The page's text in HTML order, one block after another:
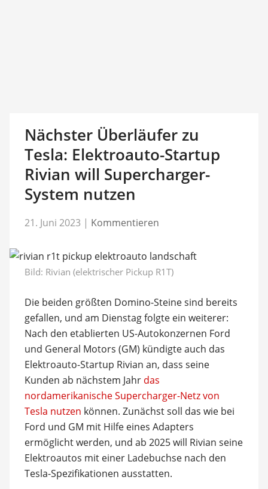
Nächster Überläufer zu
Tesla: Elektroauto-Startup
Rivian will Supercharger-
System nutzen
21. Juni 2023 | Kommentieren
Bild: Rivian (elektrischer Pickup R1T)
Die beiden größten Domino-Steine sind bereits
gefallen, und am Dienstag folgte ein weiterer:
Nach den etablierten US-Autokonzernen Ford
und General Motors (GM) kündigte auch das
Elektroauto-Startup Rivian an, dass seine
Kunden ab nächstem Jahr das
nordamerikanische Supercharger-Netz von
Tesla nutzen können. Zunächst soll das wie bei
Ford und GM mit Hilfe eines Adapters
ermöglicht werden, und ab 2025 will Rivian seine
Elektroautos mit einer Ladebuchse nach den
Tesla-Spezifikationen ausstatten.